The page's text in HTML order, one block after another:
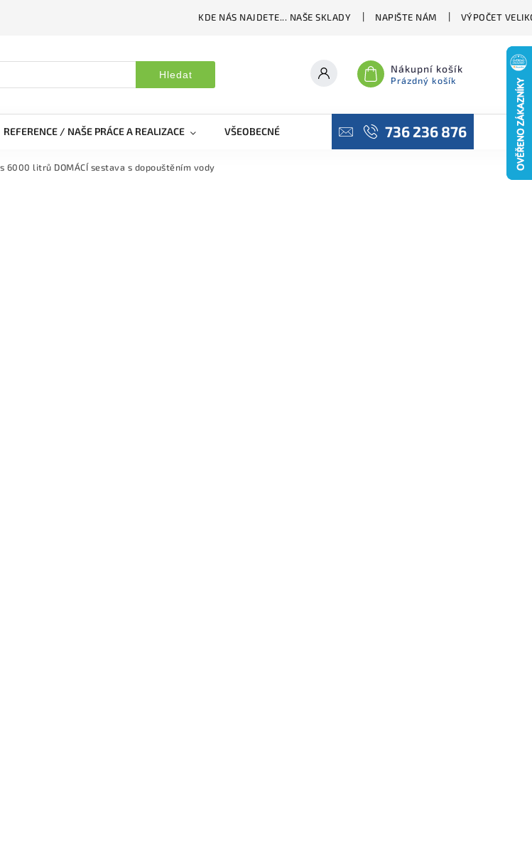
KDE NÁS NAJDETE... NAŠE SKLADY NAPIŠTE NÁM VÝPOČET
Hledat Nákupní košík
Prázdný košík
REFERENCE / NAŠE PRÁCE A REALIZACE VŠEOBECNÉ OBCHODNÍ PODMÍNKY PODMÍNKY OCHRANY
736 236 876
6000 litrů DOMÁCÍ sestava s dopouštěním vody